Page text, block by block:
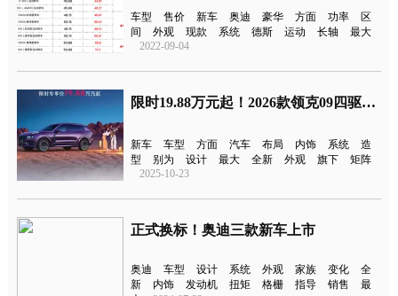
车型 售价 新车 奥迪 豪华 方面 功率
区
间
外观 现款 系统 德斯 运动 长轴
最大
2022-09-04
限时19.88万元起！2026款领克09四驱探索版上市
新车 车型 方面 汽车 布局 内饰 系统
造
型
别为 设计 最大 全新 外观 旗下
矩阵
2025-10-23
正式换标！奥迪三款新车上市
奥迪 车型 设计 系统 外观 家族 变化
全
新
内饰 发动机 扭矩 格栅 指导 销售
最